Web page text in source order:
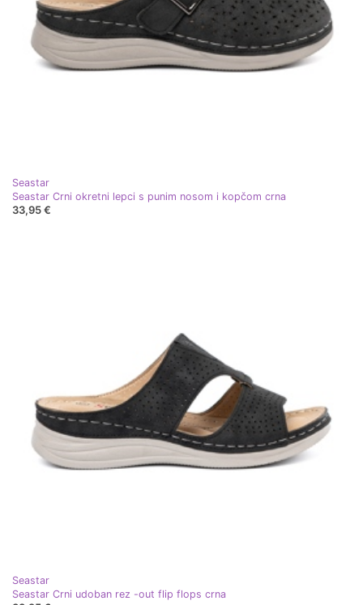
Seastar
Seastar Crni okretni lepci s punim nosom i kopčom crna
33,95 €
Seastar
Seastar Crni udoban rez -out flip flops crna